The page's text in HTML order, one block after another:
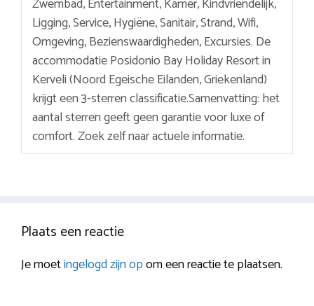
Ligging, Service, Hygiëne, Sanitair, Strand, Wifi,
Omgeving, Bezienswaardigheden, Excursies. De
accommodatie Posidonio Bay Holiday Resort in
Kerveli (Noord Egeische Eilanden, Griekenland)
krijgt een 3-sterren classificatie.Samenvatting: het
aantal sterren geeft geen garantie voor luxe of
comfort. Zoek zelf naar actuele informatie.
Plaats een reactie
Je moetingelogd zijn opom een reactie te plaatsen.